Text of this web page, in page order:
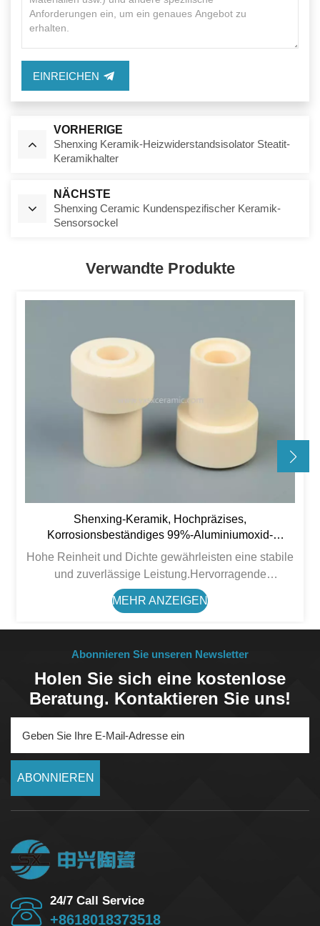
EINREICHEN
VORHERIGE
Shenxing Keramik-Heizwiderstandsisolator Steatit-
Keramikhalter
NÄCHSTE
Shenxing Ceramic Kundenspezifischer Keramik-
Sensorsockel
Verwandte Produkte
Shenxing-Keramik, Hochpräzises,
Korrosionsbeständiges 99%-Aluminiumoxid-
Keramikteil
Hohe Reinheit und Dichte gewährleisten eine stabile
und zuverlässige Leistung.Hervorragende
Verschleißfestigkeit, hohe Temperaturbeständigkeit
und elektrische Isolierung.Gute chemische Stabilität,
Präzisionsbearbeitung.
MEHR ANZEIGEN
Abonnieren Sie unseren Newsletter
Holen Sie sich eine kostenlose
Beratung. Kontaktieren Sie uns!
ABONNIEREN
24/7 Call Service
+8618018373518